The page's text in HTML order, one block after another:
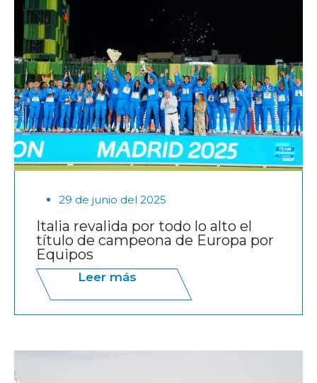
29 de junio del 2025
Italia revalida por todo lo alto el
título de campeona de Europa por
Equipos
Leer más